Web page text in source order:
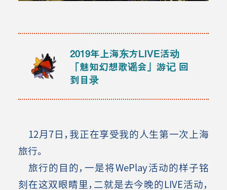
2019年上海东方LIVE活动
「魅知幻想歌谣会」游记 回
到目录
12月7日，我正在享受我的人生第一次上海
旅行。
旅行的目的，一是将WePlay活动的样子铭
刻在这双眼睛里，二就是去今晚的LIVE活动，